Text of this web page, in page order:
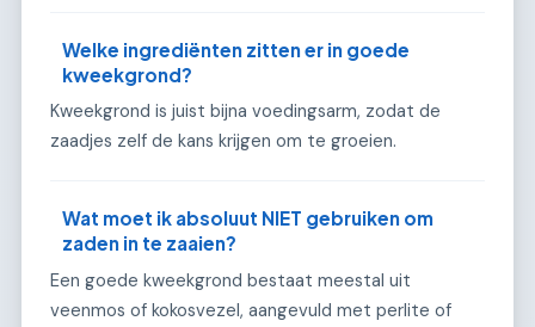
Welke ingrediënten zitten er in goede
kweekgrond?
Kweekgrond is juist bijna voedingsarm, zodat de
zaadjes zelf de kans krijgen om te groeien.
Wat moet ik absoluut NIET gebruiken om
zaden in te zaaien?
Een goede kweekgrond bestaat meestal uit
veenmos of kokosvezel, aangevuld met perlite of